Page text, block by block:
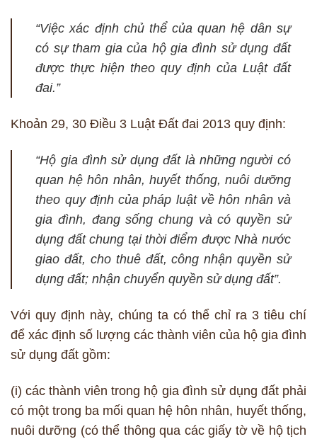
“Việc xác định chủ thể của quan hệ dân sự
có sự tham gia của hộ gia đình sử dụng đất
được thực hiện theo quy định của Luật đất
đai.”
Khoản 29, 30 Điều 3 Luật Đất đai 2013 quy định:
“Hộ gia đình sử dụng đất là những người có
quan hệ hôn nhân, huyết thống, nuôi dưỡng
theo quy định của pháp luật về hôn nhân và
gia đình, đang sống chung và có quyền sử
dụng đất chung tại thời điểm được Nhà nước
giao đất, cho thuê đất, công nhận quyền sử
dụng đất; nhận chuyển quyền sử dụng đất”.
Với quy định này, chúng ta có thể chỉ ra 3 tiêu chí
để xác định số lượng các thành viên của hộ gia đình
sử dụng đất gồm:
(i) các thành viên trong hộ gia đình sử dụng đất phải
có một trong ba mối quan hệ hôn nhân, huyết thống,
nuôi dưỡng (có thể thông qua các giấy tờ về hộ tịch